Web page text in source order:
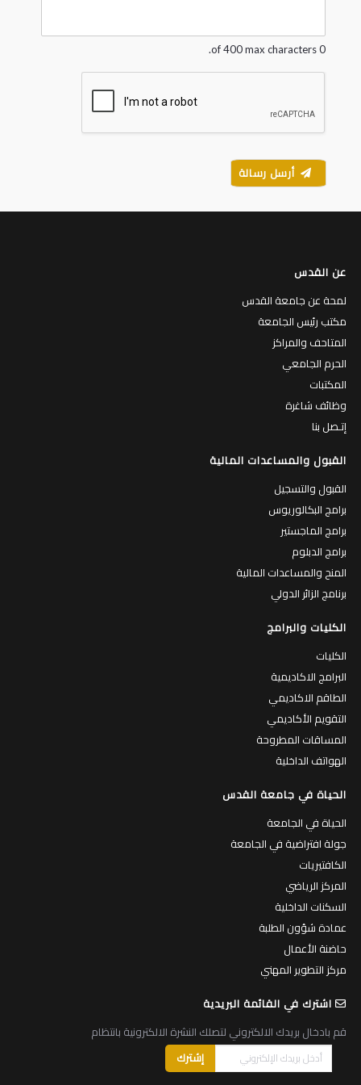
*
0 of 400 max characters.
أرسل رسالة
عن القدس
لمحة عن جامعة القدس
مكتب رئيس الجامعة
المتاحف والمراكز
الحرم الجامعي
المكتبات
وظائف شاغرة
إتـصل بنا
القبول والمساعدات المالية
القبول والتسجيل
برامج البكالوريوس
برامج الماجستير
برامج الدبلوم
المنح والمساعدات المالية
برنامج الزائر الدولي
الكليات والبرامج
الكليات
البرامج الاكاديمية
الطاقم الاكاديمي
التقويم الأكاديمي
المساقات المطروحة
الهواتف الداخلية
الحياة في جامعة القدس
الحياة في الجامعة
جولة افتراضية في الجامعة
الكافتيريات
المركز الرياضي
السكنات الداخلية
عمادة شؤون الطلبة
حاضنة الأعمال
مركز التطوير المهني
اشترك في القائمة البريدية
قم بادخال بريدك الالكتروني لتصلك النشرة الالكترونية بانتظام